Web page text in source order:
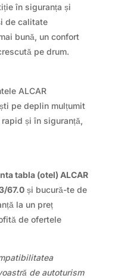
în siguranța și
de calitate
bună, un confort
pe drum.
ALCAR
pe deplin mulțumit
și în siguranță,
tabla (otel) ALCAR
67.0și bucură-te de
la un preț
de ofertele
de autoturism